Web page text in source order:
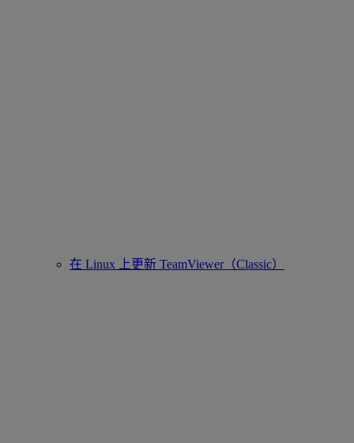
在 Linux 上更新 TeamViewer（Classic）